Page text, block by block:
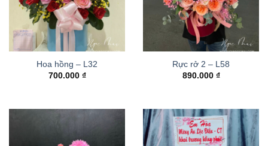
Hoa hồng – L32
700.000 ₫
Rực rở 2 – L58
890.000 ₫